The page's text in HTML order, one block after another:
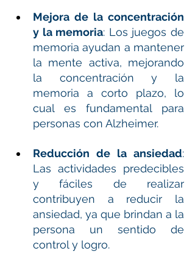
Mejora de la concentración
y la memoria: Los juegos de
memoria ayudan a mantener
la mente activa, mejorando
la concentración y la
memoria a corto plazo, lo
cual es fundamental para
personas con Alzheimer.
Reducción de la ansiedad:
Las actividades predecibles
y fáciles de realizar
contribuyen a reducir la
ansiedad, ya que brindan a la
persona un sentido de
control y logro.